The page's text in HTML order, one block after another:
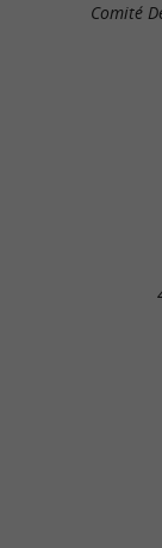
Comité